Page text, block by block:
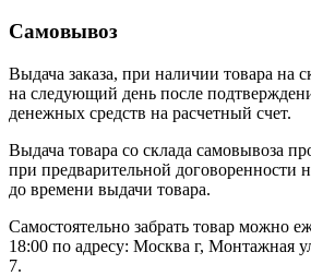
Самовывоз
Выдача заказа, при наличии товара на
на следующий день после
денежных средств на расчетный счет.
Выдача товара со склада самовывоза
при предварительной договоренности
до времени выдачи товара.
Самостоятельно забрать товар можно
18:00 по адресу: Москва г, Монтажная
7.